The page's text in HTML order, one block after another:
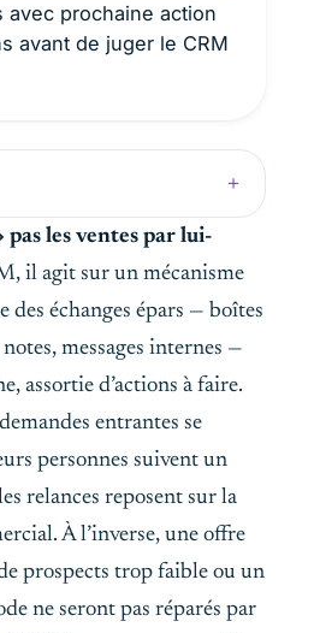
avec prochaine action
avant de juger le CRM
les ventes par lui-
il agit sur un mécanisme
échanges épars — boîtes
messages internes —
assortie d’actions à faire.
entrantes se
personnes suivent un
relances reposent sur la
À l’inverse, une offre
prospects trop faible ou un
ne seront pas réparés par